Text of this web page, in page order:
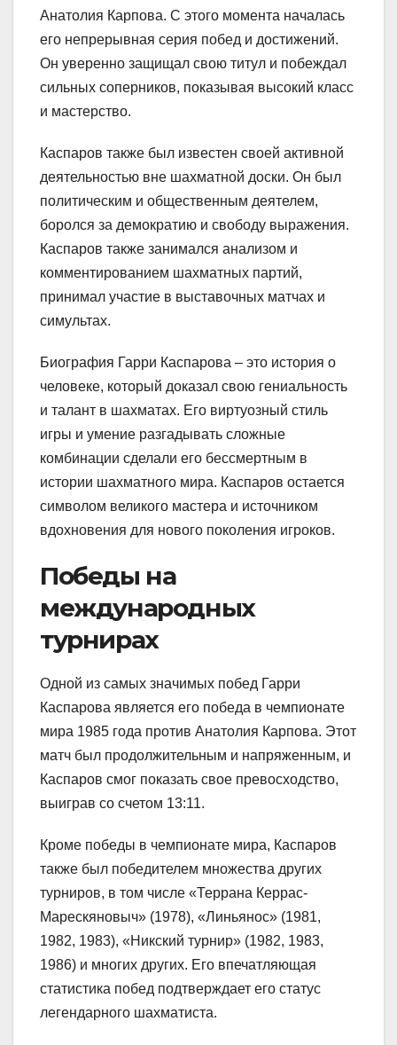
Анатолия Карпова. С этого момента началась
его непрерывная серия побед и достижений.
Он уверенно защищал свою титул и побеждал
сильных соперников, показывая высокий класс
и мастерство.
Каспаров также был известен своей активной
деятельностью вне шахматной доски. Он был
политическим и общественным деятелем,
боролся за демократию и свободу выражения.
Каспаров также занимался анализом и
комментированием шахматных партий,
принимал участие в выставочных матчах и
симультах.
Биография Гарри Каспарова – это история о
человеке, который доказал свою гениальность
и талант в шахматах. Его виртуозный стиль
игры и умение разгадывать сложные
комбинации сделали его бессмертным в
истории шахматного мира. Каспаров остается
символом великого мастера и источником
вдохновения для нового поколения игроков.
Победы на
международных
турнирах
Одной из самых значимых побед Гарри
Каспарова является его победа в чемпионате
мира 1985 года против Анатолия Карпова. Этот
матч был продолжительным и напряженным, и
Каспаров смог показать свое превосходство,
выиграв со счетом 13:11.
Кроме победы в чемпионате мира, Каспаров
также был победителем множества других
турниров, в том числе «Террана Керрас-
Марескяновыч» (1978), «Линьянос» (1981,
1982, 1983), «Никский турнир» (1982, 1983,
1986) и многих других. Его впечатляющая
статистика побед подтверждает его статус
легендарного шахматиста.